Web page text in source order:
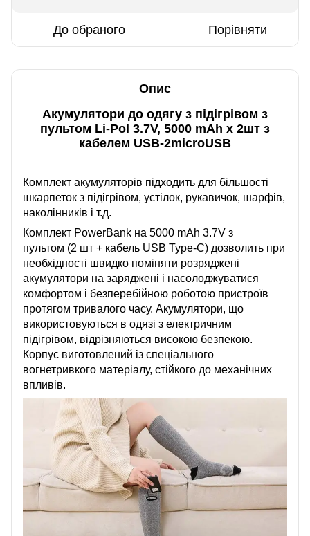
До обраного Порівняти
Опис
Акумулятори до одягу з підігрівом з
пультом Li-Pol 3.7V, 5000 mAh х 2шт з
кабелем USB-2microUSB
Комплект акумуляторів підходить для більшості
шкарпеток з підігрівом, устілок, рукавичок, шарфів,
наколінників і т.д.
Комплект PowerBank на 5000 mAh 3.7V з
пультом (2 шт + кабель USB Type-C) дозволить при
необхідності швидко поміняти розряджені
акумулятори на заряджені і насолоджуватися
комфортом і безперебійною роботою пристроїв
протягом тривалого часу. Акумулятори, що
використовуються в одязі з електричним
підігрівом, відрізняються високою безпекою.
Корпус виготовлений із спеціального
вогнетривкого матеріалу, стійкого до механічних
впливів.